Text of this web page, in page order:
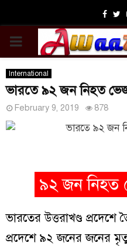
PRIMARY
MENU
International
ভারতে ৯২ জন নিহত
February 9, 2019 878
৯২ জন নিহত
ভারতের উত্তরাখণ্ড প্রদেশে
প্রদেশে ৯২ জনের জনের